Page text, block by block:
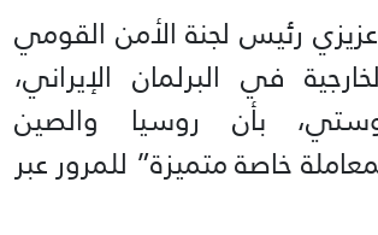
رئيس لجنة الأمن القومي
في البرلمان الإيراني،
بأن روسيا والصين
خاصة متميزة” للمرور عبر